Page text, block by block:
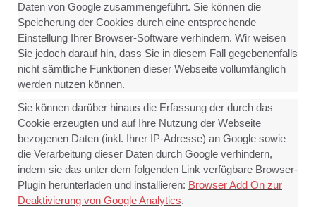
Daten von Google zusammengeführt. Sie können die
Speicherung der Cookies durch eine entsprechende
Einstellung Ihrer Browser-Software verhindern. Wir weisen
Sie jedoch darauf hin, dass Sie in diesem Fall gegebenenfalls
nicht sämtliche Funktionen dieser Webseite vollumfänglich
werden nutzen können.
Sie können darüber hinaus die Erfassung der durch das
Cookie erzeugten und auf Ihre Nutzung der Webseite
bezogenen Daten (inkl. Ihrer IP-Adresse) an Google sowie
die Verarbeitung dieser Daten durch Google verhindern,
indem sie das unter dem folgenden Link verfügbare Browser-
Plugin herunterladen und installieren: Browser Add On zur
Deaktivierung von Google Analytics.